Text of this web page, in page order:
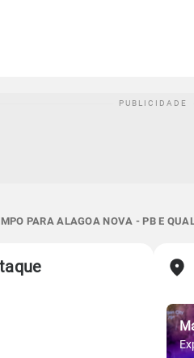
PARA ALAGOA NOVA - PB E